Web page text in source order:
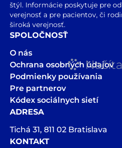
štýl. Informácie poskytuje pre
verejnosť a pre pacientov, či
široká verejnosť.
SPOLOČNOSŤ
O nás
Ochrana osobných údajov
Podmienky používania
Pre partnerov
Kódex sociálnych sietí
ADRESA
Tichá 31, 811 02 Bratislava
KONTAKT